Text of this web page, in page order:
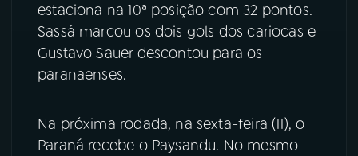
06VIDEOCASTS
FESTIVAL DE MÚSICA
estaciona na 10ª posição com 32 pontos.
Sassá marcou os dois gols dos cariocas e
Gustavo Sauer descontou para os
paranaenses.
Na próxima rodada, na sexta-feira (11), o
Paraná recebe o Paysandu. No mesmo